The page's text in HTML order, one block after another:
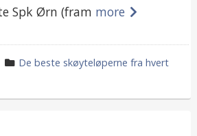
Spk Ørn (fram more
category
De beste skøyteløperne fra hvert